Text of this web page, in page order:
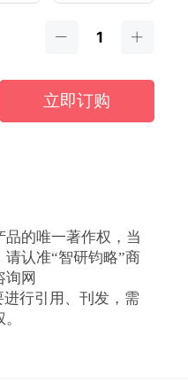
立即订购
的唯一著作权，当
认准“智研钧略”商
询网
进行引用、刊发，需